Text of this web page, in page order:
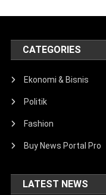
CATEGORIES
Ekonomi & Bisnis
Politik
Fashion
Buy News Portal Pro
LATEST NEWS